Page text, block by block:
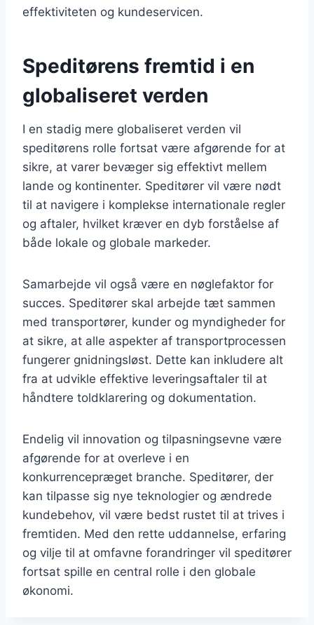
effektiviteten og kundeservicen.
Speditørens fremtid i en
globaliseret verden
I en stadig mere globaliseret verden vil
speditørens rolle fortsat være afgørende for at
sikre, at varer bevæger sig effektivt mellem
lande og kontinenter. Speditører vil være nødt
til at navigere i komplekse internationale regler
og aftaler, hvilket kræver en dyb forståelse af
både lokale og globale markeder.
Samarbejde vil også være en nøglefaktor for
succes. Speditører skal arbejde tæt sammen
med transportører, kunder og myndigheder for
at sikre, at alle aspekter af transportprocessen
fungerer gnidningsløst. Dette kan inkludere alt
fra at udvikle effektive leveringsaftaler til at
håndtere toldklarering og dokumentation.
Endelig vil innovation og tilpasningsevne være
afgørende for at overleve i en
konkurrencepræget branche. Speditører, der
kan tilpasse sig nye teknologier og ændrede
kundebehov, vil være bedst rustet til at trives i
fremtiden. Med den rette uddannelse, erfaring
og vilje til at omfavne forandringer vil speditører
fortsat spille en central rolle i den globale
økonomi.